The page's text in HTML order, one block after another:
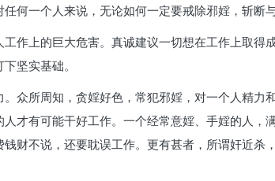
何一个人来说，无论如何一定要戒除邪婬，斩断
作上的巨大危害。真诚建议一切想在工作上取
坚实基础。
众所周知，贪婬好色，常犯邪婬，对一个人精
才有可能干好工作。一个经常意婬、手婬的人
财不说，还要耽误工作。更有甚者，所谓奸近